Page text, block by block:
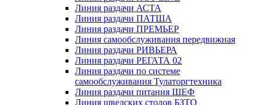
Линия раздачи АСТА
Линия раздачи ПАТША
Линия раздачи ПРЕМЬЕР
Линия самообслуживания передвижная
Линия раздачи РИВЬЕРА
Линия раздачи РЕГАТА 02
Линия раздачи по системе
самообслуживания Тулаторгтехника
Линия раздачи питания ШЕФ
Линия шведских столов БЗТО